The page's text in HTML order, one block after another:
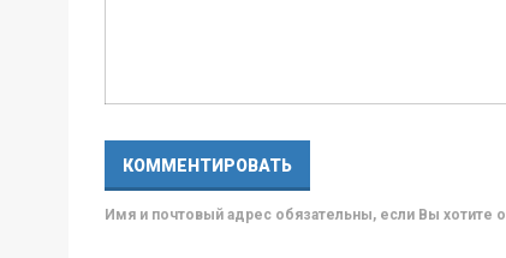
Имя и почтовый адрес обязательны, если Вы